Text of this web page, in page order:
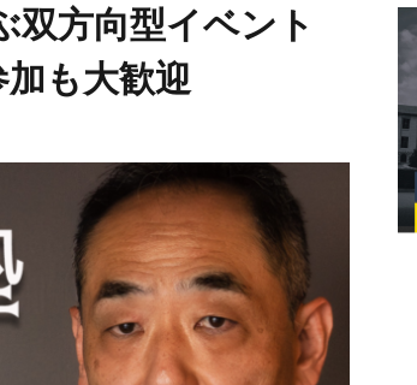
双方向型イベント
も大歓迎